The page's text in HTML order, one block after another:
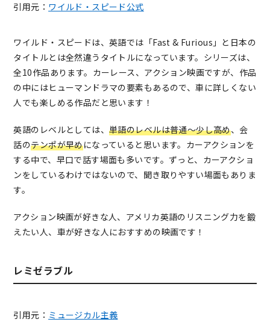
引用元： ワイルド・スピード公式
ワイルド・スピードは、英語では「Fast & Furious」と日本の
タイトルとは全然違うタイトルになっています。シリーズは、
全10作品あります。カーレース、アクション映画ですが、作品
の中にはヒューマンドラマの要素もあるので、車に詳しくない
人でも楽しめる作品だと思います！
英語のレベルとしては、単語のレベルは普通〜少し高め、会
話のテンポが早めになっていると思います。カーアクションを
する中で、早口で話す場面も多いです。ずっと、カーアクショ
ンをしているわけではないので、聞き取りやすい場面もありま
す。
アクション映画が好きな人、アメリカ英語のリスニング力を鍛
えたい人、車が好きな人におすすめの映画です！
レミゼラブル
引用元： ミュージカル主義